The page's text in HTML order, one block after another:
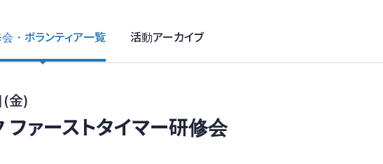
・ボランティア一覧 活動アーカイブ
金)
ファーストタイマー研修会